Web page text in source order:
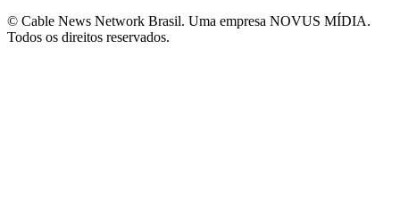
© Cable News Network Brasil. Uma empresa NOVUS MÍDIA.
Todos os direitos reservados.